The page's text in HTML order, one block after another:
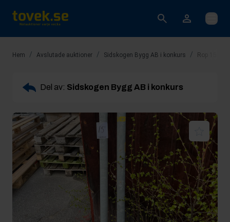
Öppna
Hem / Avslutade auktioner / Sidskogen Bygg AB i konkurs / Rop 15:
Del av: Sidskogen Bygg AB i konkurs